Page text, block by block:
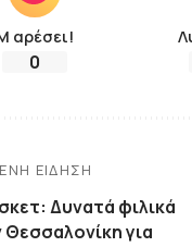
αρέσει!
0
ΕΊΔΗΣΗ
Δυνατά φιλικά
Θεσσαλονίκη για